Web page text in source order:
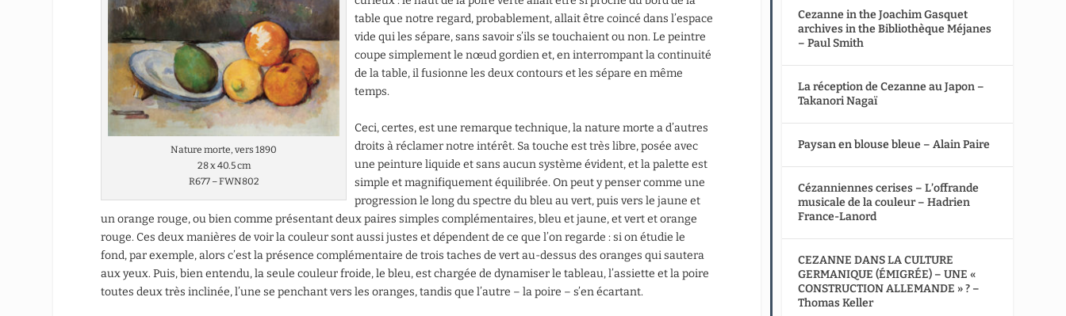
Nature morte, vers 1890
28 x 40.5 cm
R677 – FWN802
table que notre regard, probablement, allait être coincé dans l’espace
vide qui les sépare, sans savoir s’ils se touchaient ou non. Le peintre
coupe simplement le nœud gordien et, en interrompant la continuité
de la table, il fusionne les deux contours et les sépare en même
temps.
Ceci, certes, est une remarque technique, la nature morte a d’autres
droits à réclamer notre intérêt. Sa touche est très libre, posée avec
une peinture liquide et sans aucun système évident, et la palette est
simple et magnifiquement équilibrée. On peut y penser comme une
progression le long du spectre du bleu au vert, puis vers le jaune et
un orange rouge, ou bien comme présentant deux paires simples complémentaires, bleu et jaune, et vert et orange
rouge. Ces deux manières de voir la couleur sont aussi justes et dépendent de ce que l’on regarde : si on étudie le
fond, par exemple, alors c’est la présence complémentaire de trois taches de vert au-dessus des oranges qui sautera
aux yeux. Puis, bien entendu, la seule couleur froide, le bleu, est chargée de dynamiser le tableau, l’assiette et la poire
toutes deux très inclinée, l’une se penchant vers les oranges, tandis que l’autre – la poire – s’en écartant.
Cezanne in the Joachim Gasquet
archives in the Bibliothèque Méjanes
– Paul Smith
La réception de Cezanne au Japon –
Takanori Nagaï
Paysan en blouse bleue – Alain Paire
Cézanniennes cerises – L’offrande
musicale de la couleur – Hadrien
France-Lanord
CEZANNE DANS LA CULTURE
GERMANIQUE (ÉMIGRÉE) – UNE «
CONSTRUCTION ALLEMANDE » ? –
Thomas Keller